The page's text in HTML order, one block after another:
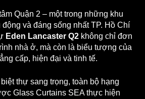
Quận 2 – một trong những khu
và đáng sống nhất TP. Hồ Chí
Eden Lancaster Q2 không chỉ đơn
nhà ở, mà còn là biểu tượng của
cấp, hiện đại và tinh tế.
thự sang trọng, toàn bộ hạng
Glass Curtains SEA thực hiện